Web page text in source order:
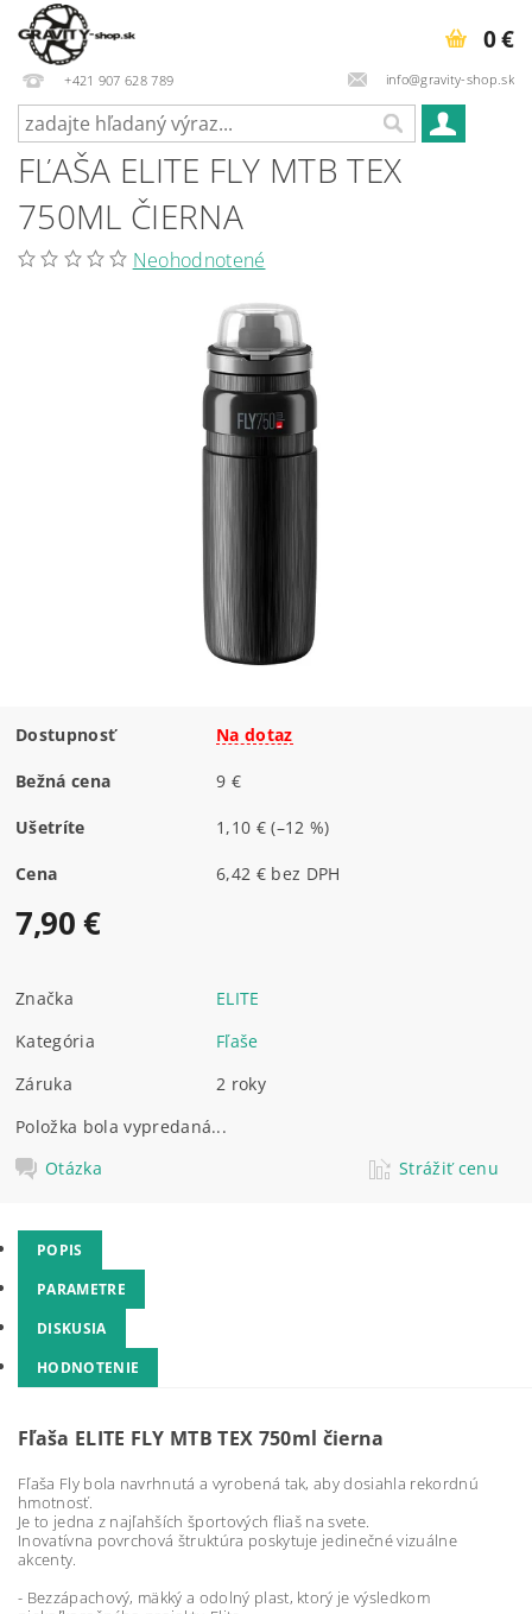
+421 907 628 789 info@gravity-shop.sk
0 €
FĽAŠA ELITE FLY MTB TEX
750ML ČIERNA
Neohodnotené
Dostupnosť Na dotaz
Bežná cena 9 €
Ušetríte 1,10 €(–12 %)
Cena 6,42 € bez DPH
7,90 €
Značka
ELITE
Kategória
Fľaše
Záruka
2 roky
Položka bola vypredaná...
Otázka
Strážiť cenu
POPIS
PARAMETRE
DISKUSIA
HODNOTENIE
Fľaša ELITE FLY MTB TEX 750ml čierna
Fľaša Fly bola navrhnutá a vyrobená tak, aby dosiahla rekordnú
hmotnosť.
Je to jedna z najľahších športových fliaš na svete.
Inovatívna povrchová štruktúra poskytuje jedinečné vizuálne
akcenty.
- Bezzápachový, mäkký a odolný plast, ktorý je výsledkom